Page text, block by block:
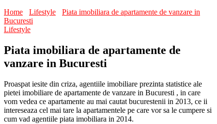
Home
Lifestyle
Piata imobiliara de apartamente de vanzare in
Bucuresti
Lifestyle
Piata imobiliara de apartamente de
vanzare in Bucuresti
Proaspat iesite din criza, agentiile imobiliare prezinta statistice ale
pietei imobiliare de apartamente de vanzare in Bucuresti , in care
vom vedea ce apartamente au mai cautat bucurestenii in 2013, ce ii
intereseaza cel mai tare la apartamentele pe care vor sa le cumpere si
cum vad agentiile piata imobiliara in 2014.